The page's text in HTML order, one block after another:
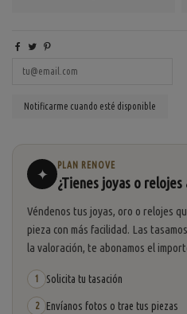
✦
PLAN RENOVE
¿Tienes joyas o relojes
Véndenos tus joyas, oro o relojes
pieza con más facilidad. Las
la valoración, te abonamos el
1 Solicita tu tasación
2 Envíanos fotos o trae tus piezas